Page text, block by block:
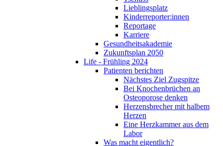
Lieblingsplatz
Kinderreporter:innen
Reportage
Karriere
Gesundheitsakademie
Zukunftsplan 2050
Life - Frühling 2024
Patienten berichten
Nächstes Ziel Zugspitze
Bei Knochenbrüchen an
Osteoporose denken
Herzensbrecher mit halbem
Herzen
Eine Herzkammer aus dem
Labor
Was macht eigentlich?